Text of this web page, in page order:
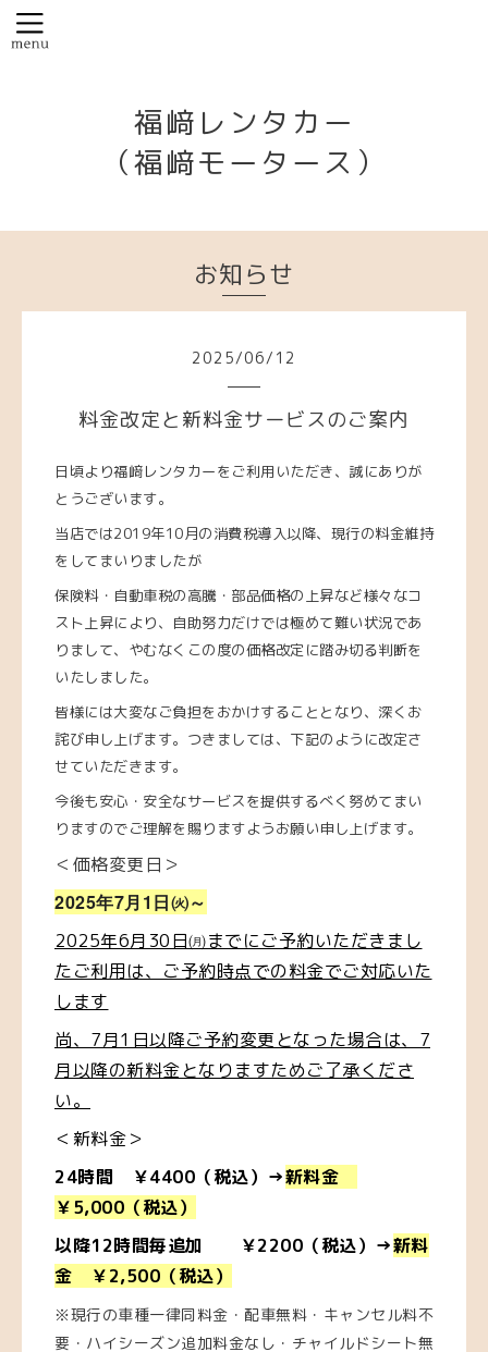
福﨑レンタカー
（福﨑モータース）
お知らせ
2025/06/ 12
料金改定と新料金サービスのご案内
日頃より福﨑レンタカーをご利用いただき、誠にありが
とうございます。
当店では2019年10月の消費税導入以降、現行の料金維持
をしてまいりましたが
保険料・自動車税の高騰・部品価格の上昇など様々なコ
スト上昇により、自助努力だけでは極めて難い状況であ
りまして、やむなくこの度の価格改定に踏み切る判断を
いたしました。
皆様には大変なご負担をおかけすることとなり、深くお
詫び申し上げます。つきましては、下記のように改定さ
せていただきます。
今後も安心・安全なサービスを提供するべく努めてまい
りますのでご理解を賜りますようお願い申し上げます。
＜価格変更日＞
2025年7月1日㈫～
2025年6月30日㈪までにご予約いただきまし
たご利用は、ご予約時点での料金でご対応いた
します
尚、7月1日以降ご予約変更となった場合は、7
月以降の新料金となりますためご了承くださ
い。
＜新料金＞
24時間 ￥4400（税込）→新料金
￥5,000（税込）
以降12時間毎追加 ￥2200（税込）→新料
金 ￥2,500（税込）
※現行の車種一律同料金・配車無料・キャンセル料不
要・ハイシーズン追加料金なし・チャイルドシート無